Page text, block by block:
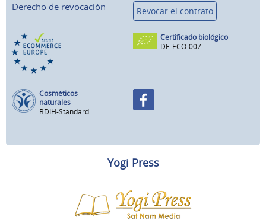
Derecho de revocación
Revocar el contrato
Certificado biológico
DE-ECO-007
Cosméticos
naturales
BDIH-Standard
Yogi Press